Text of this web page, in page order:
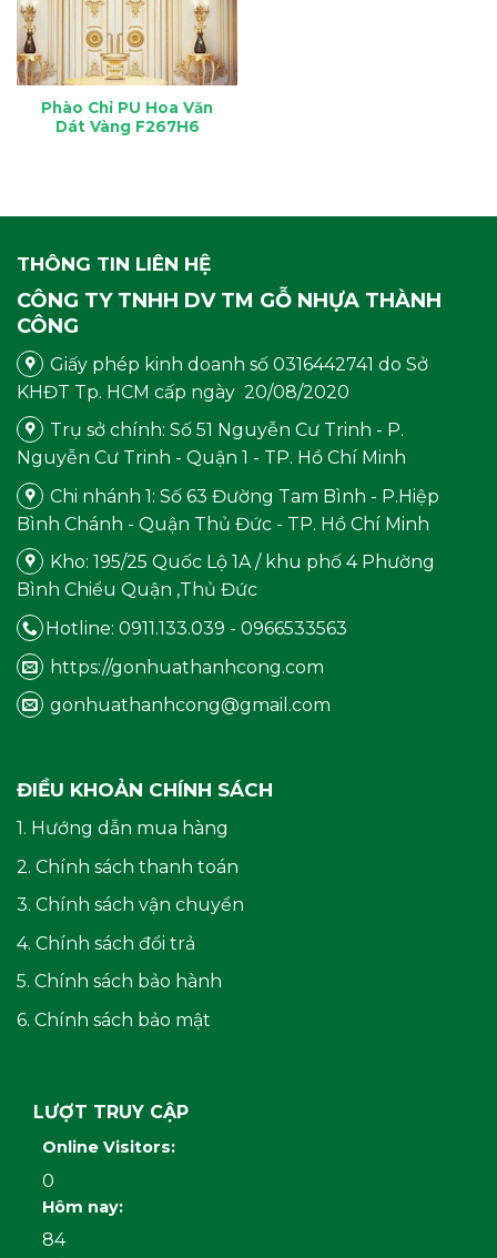
Phào Chỉ PU Hoa Văn
Dát Vàng F267H6
THÔNG TIN LIÊN HỆ
CÔNG TY TNHH DV TM GỖ NHỰA THÀNH
CÔNG
Giấy phép kinh doanh số 0316442741 do Sở
KHĐT Tp. HCM cấp ngày 20/08/2020
Trụ sở chính: Số 51 Nguyễn Cư Trinh - P.
Nguyễn Cư Trinh - Quận 1 - TP. Hồ Chí Minh
Chi nhánh 1: Số 63 Đường Tam Bình - P.Hiệp
Bình Chánh - Quận Thủ Đức - TP. Hồ Chí Minh
Kho: 195/25 Quốc Lộ 1A / khu phố 4 Phường
Bình Chiểu Quận ,Thủ Đức
Hotline: 0911.133.039 - 0966533563
https://gonhuathanhcong.com
gonhuathanhcong@gmail.com
ĐIỀU KHOẢN CHÍNH SÁCH
1. Hướng dẫn mua hàng
2. Chính sách thanh toán
3. Chính sách vận chuyển
4. Chính sách đổi trả
5. Chính sách bảo hành
6. Chính sách bảo mật
LƯỢT TRUY CẬP
Online Visitors:
0
Hôm nay:
84